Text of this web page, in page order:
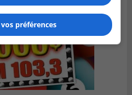
préférences